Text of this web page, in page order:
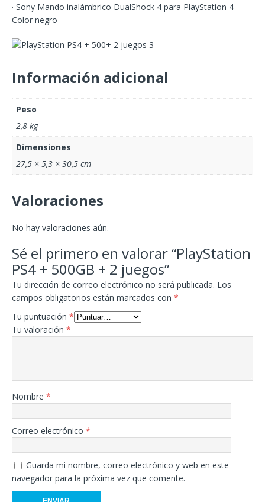
· Sony Mando inalámbrico DualShock 4 para PlayStation 4 –
Color negro
Información adicional
Peso
2,8 kg
Dimensiones
27,5 × 5,3 × 30,5 cm
Valoraciones
No hay valoraciones aún.
Sé el primero en valorar “PlayStation
PS4 + 500GB + 2 juegos”
Tu dirección de correo electrónico no será publicada. Los
campos obligatorios están marcados con *
Tu puntuación *
Tu valoración *
Nombre *
Correo electrónico *
Guarda mi nombre, correo electrónico y web en este
navegador para la próxima vez que comente.